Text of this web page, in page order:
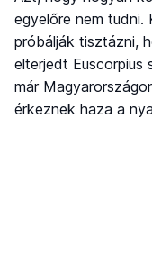
egyelőre nem tudni.
próbálják tisztázni,
elterjedt Euscorpius
már
érkeznek haza a